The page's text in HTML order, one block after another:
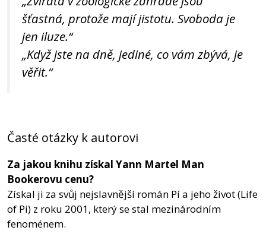
šťastná, protože mají jistotu. Svoboda je
jen iluze.“
„Když jste na dně, jediné, co vám zbývá, je
věřit.“
Časté otázky k autorovi
Za jakou knihu získal Yann Martel Man
Bookerovu cenu?
Získal ji za svůj nejslavnější román Pí a jeho život (Life
of Pi) z roku 2001, který se stal mezinárodním
fenoménem.